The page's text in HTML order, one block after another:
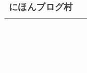
にほんブログ村